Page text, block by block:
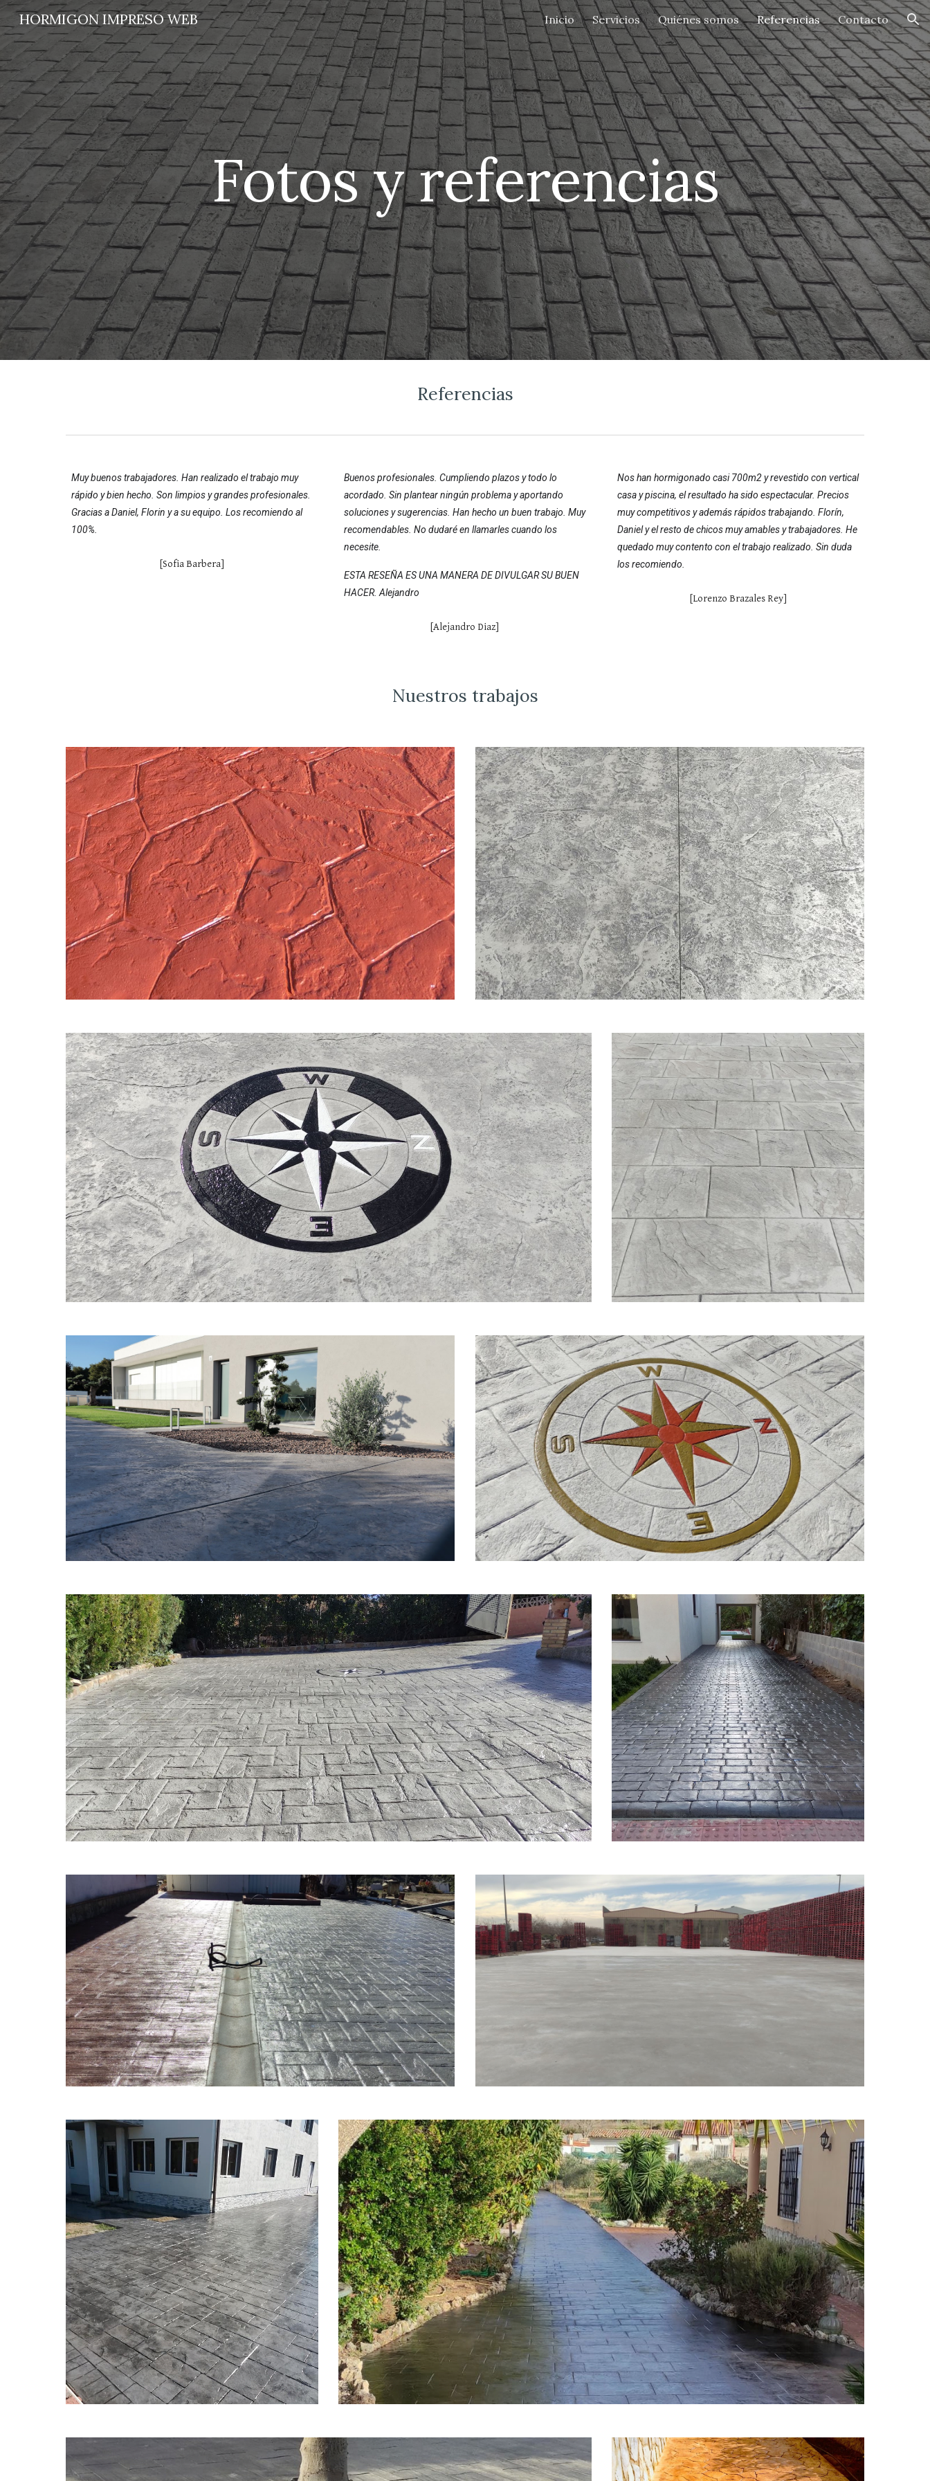
Skip to main content Skip to navigation
HORMIGON IMPRESO WEB Inicio Servicios Quiénes somos Referencias Contacto
Fotos y referencias
Referencias
Muy buenos trabajadores. Han realizado el trabajo muy
rápido y bien hecho. Son limpios y grandes profesionales.
Gracias a Daniel, Florin y a su equipo. Los recomiendo al
100%.
[Sofia Barbera]
Buenos profesionales. Cumpliendo plazos y todo lo
acordado. Sin plantear ningún problema y aportando
soluciones y sugerencias. Han hecho un buen trabajo. Muy
recomendables. No dudaré en llamarles cuando los
necesite.
ESTA RESEÑA ES UNA MANERA DE DIVULGAR SU BUEN
HACER. Alejandro
[Alejandro Diaz]
Nos han hormigonado casi 700m2 y revestido con vertical
casa y piscina, el resultado ha sido espectacular. Precios
muy competitivos y además rápidos trabajando. Florín,
Daniel y el resto de chicos muy amables y trabajadores. He
quedado muy contento con el trabajo realizado. Sin duda
los recomiendo.
[Lorenzo Brazales Rey]
Nuestros trabajos